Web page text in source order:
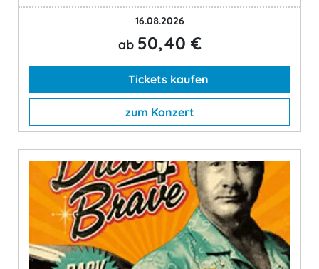
16.08.2026
ab 50,40 €
Tickets kaufen
zum Konzert